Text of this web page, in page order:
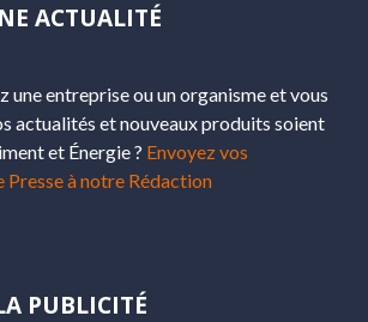
ACTUALITÉ
une entreprise ou un organisme et vous
actualités et nouveaux produits soient
et Énergie ? Envoyez vos
Presse à notre Rédaction
PUBLICITÉ